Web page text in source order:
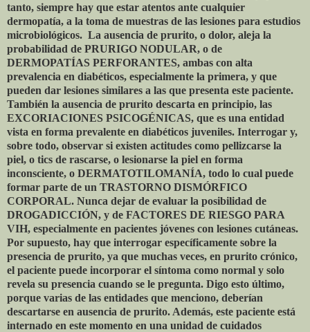
tanto, siempre hay que estar atentos ante cualquier
dermopatía, a la toma de muestras de las lesiones para estudios
microbiológicos. La ausencia de prurito, o dolor, aleja la
probabilidad de PRURIGO NODULAR, o de
DERMOPATÍAS PERFORANTES, ambas con alta
prevalencia en diabéticos, especialmente la primera, y que
pueden dar lesiones similares a las que presenta este paciente.
También la ausencia de prurito descarta en principio, las
EXCORIACIONES PSICOGÉNICAS, que es una entidad
vista en forma prevalente en diabéticos juveniles. Interrogar y,
sobre todo, observar si existen actitudes como pellizcarse la
piel, o tics de rascarse, o lesionarse la piel en forma
inconsciente, o DERMATOTILOMANÍA, todo lo cual puede
formar parte de un TRASTORNO DISMÓRFICO
CORPORAL. Nunca dejar de evaluar la posibilidad de
DROGADICCIÓN, y de FACTORES DE RIESGO PARA
VIH, especialmente en pacientes jóvenes con lesiones cutáneas.
Por supuesto, hay que interrogar específicamente sobre la
presencia de prurito, ya que muchas veces, en prurito crónico,
el paciente puede incorporar el síntoma como normal y solo
revela su presencia cuando se le pregunta. Digo esto último,
porque varias de las entidades que menciono, deberían
descartarse en ausencia de prurito. Además, este paciente está
internado en este momento en una unidad de cuidados